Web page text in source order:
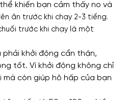
khiến bạn cảm thấy no và
ăn trước khi chạy 2-3 tiếng.
trước khi chạy là một
khởi động cẩn thận,
tốt. Vì khởi động không chỉ
mà còn giúp hô hấp của bạn